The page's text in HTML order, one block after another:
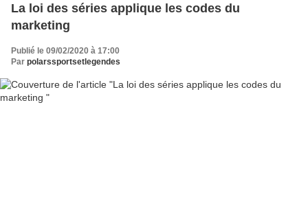
La loi des séries applique les codes du
marketing
Publié le 09/02/2020 à 17:00
Par polarssportsetlegendes